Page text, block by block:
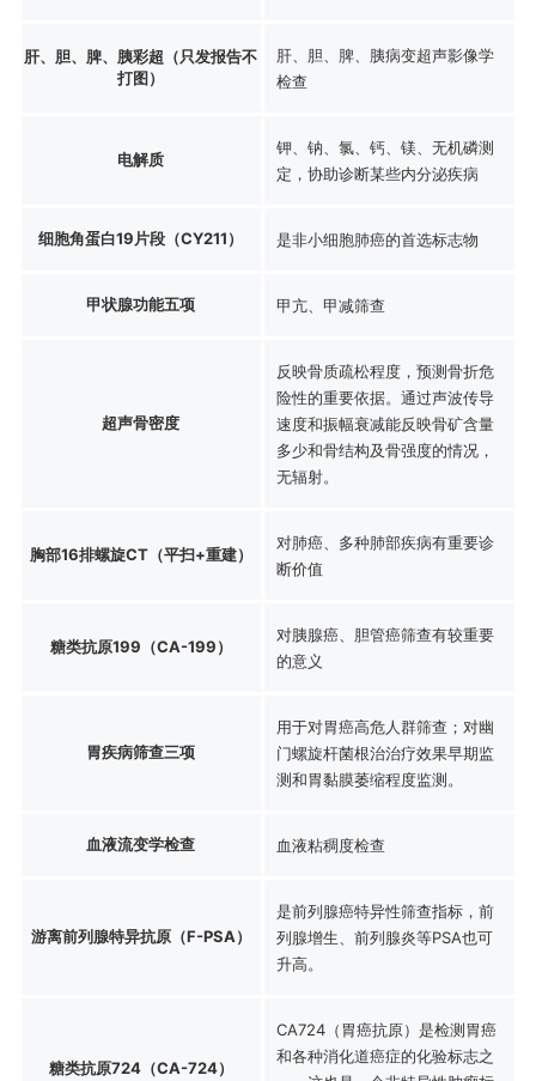
肝、胆、脾、胰彩超（只发报告不
打图）
肝、胆、脾、胰病变超声影像学
检查
电解质
钾、钠、氯、钙、镁、无机磷测
定，协助诊断某些内分泌疾病
细胞角蛋白19片段（CY211） 是非小细胞肺癌的首选标志物
甲状腺功能五项 甲亢、甲减筛查
超声骨密度
反映骨质疏松程度，预测骨折危
险性的重要依据。通过声波传导
速度和振幅衰减能反映骨矿含量
多少和骨结构及骨强度的情况，
无辐射。
胸部16排螺旋CT（平扫+重建）
对肺癌、多种肺部疾病有重要诊
断价值
糖类抗原199（CA-199）
对胰腺癌、胆管癌筛查有较重要
的意义
胃疾病筛查三项
用于对胃癌高危人群筛查；对幽
门螺旋杆菌根治治疗效果早期监
测和胃黏膜萎缩程度监测。
血液流变学检查 血液粘稠度检查
游离前列腺特异抗原（F-PSA）
是前列腺癌特异性筛查指标，前
列腺增生、前列腺炎等PSA也可
升高。
糖类抗原724（CA-724）
CA724（胃癌抗原）是检测胃癌
和各种消化道癌症的化验标志之